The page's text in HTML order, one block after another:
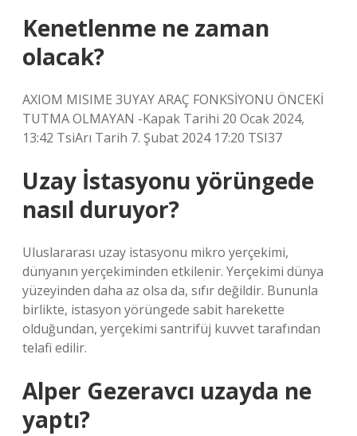
Kenetlenme ne zaman
olacak?
AXIOM MISIME 3UYAY ARAÇ FONKSİYONU ÖNCEKİ
TUTMA OLMAYAN -Kapak Tarihi 20 Ocak 2024,
13:42 TsiArı Tarih 7. Şubat 2024 17:20 TSI37
Uzay İstasyonu yörüngede
nasıl duruyor?
Uluslararası uzay istasyonu mikro yerçekimi,
dünyanın yerçekiminden etkilenir. Yerçekimi dünya
yüzeyinden daha az olsa da, sıfır değildir. Bununla
birlikte, istasyon yörüngede sabit harekette
olduğundan, yerçekimi santrifüj kuvvet tarafından
telafi edilir.
Alper Gezeravcı uzayda ne
yaptı?